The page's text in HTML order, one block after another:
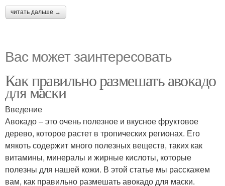
читать дальше →
Вас может заинтересовать
Как правильно размешать авокадо
для маски
Введение
Авокадо – это очень полезное и вкусное фруктовое
дерево, которое растет в тропических регионах. Его
мякоть содержит много полезных веществ, таких как
витамины, минералы и жирные кислоты, которые
полезны для нашей кожи. В этой статье мы расскажем
вам, как правильно размешать авокадо для маски.